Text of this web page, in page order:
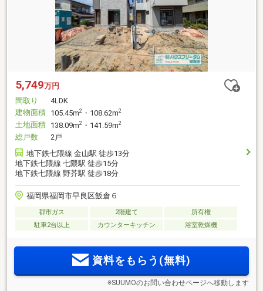
5,749万円
間取り
4LDK
建物面積 105.45m2 ・108.62m2
土地面積 138.09m2 ・141.59m2
総戸数
2戸
地下鉄七隈線 金山駅 徒歩13分
地下鉄七隈線 七隈駅 徒歩15分
地下鉄七隈線 野芥駅 徒歩18分
福岡県福岡市早良区飯倉６
都市ガス 2階建て
所有権
駐車2台以上
カウンターキッチン 浴室乾燥機
資料をもらう(無料)
※SUUMOのお問い合わせページへ移動します